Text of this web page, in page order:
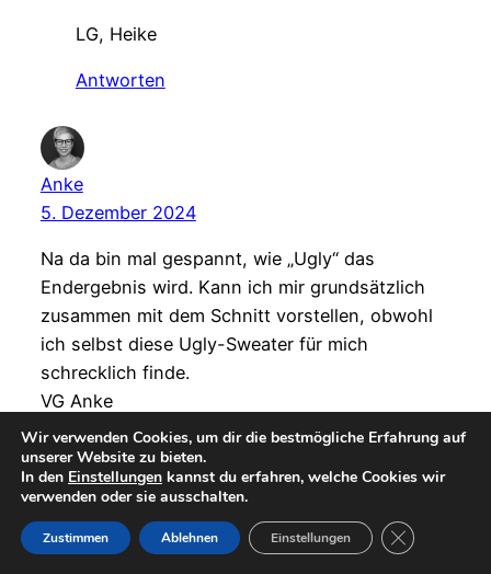
LG, Heike
Antworten
Anke
5. Dezember 2024
Na da bin mal gespannt, wie „Ugly“ das
Endergebnis wird. Kann ich mir grundsätzlich
zusammen mit dem Schnitt vorstellen, obwohl
ich selbst diese Ugly-Sweater für mich
schrecklich finde.
VG Anke
Antworten
Heike Konrad
Wir verwenden Cookies, um dir die bestmögliche Erfahrung auf
unserer Website zu bieten.
In den Einstellungen kannst du erfahren, welche Cookies wir
verwenden oder sie ausschalten.
Zustimmen Ablehnen Einstellungen GDPR